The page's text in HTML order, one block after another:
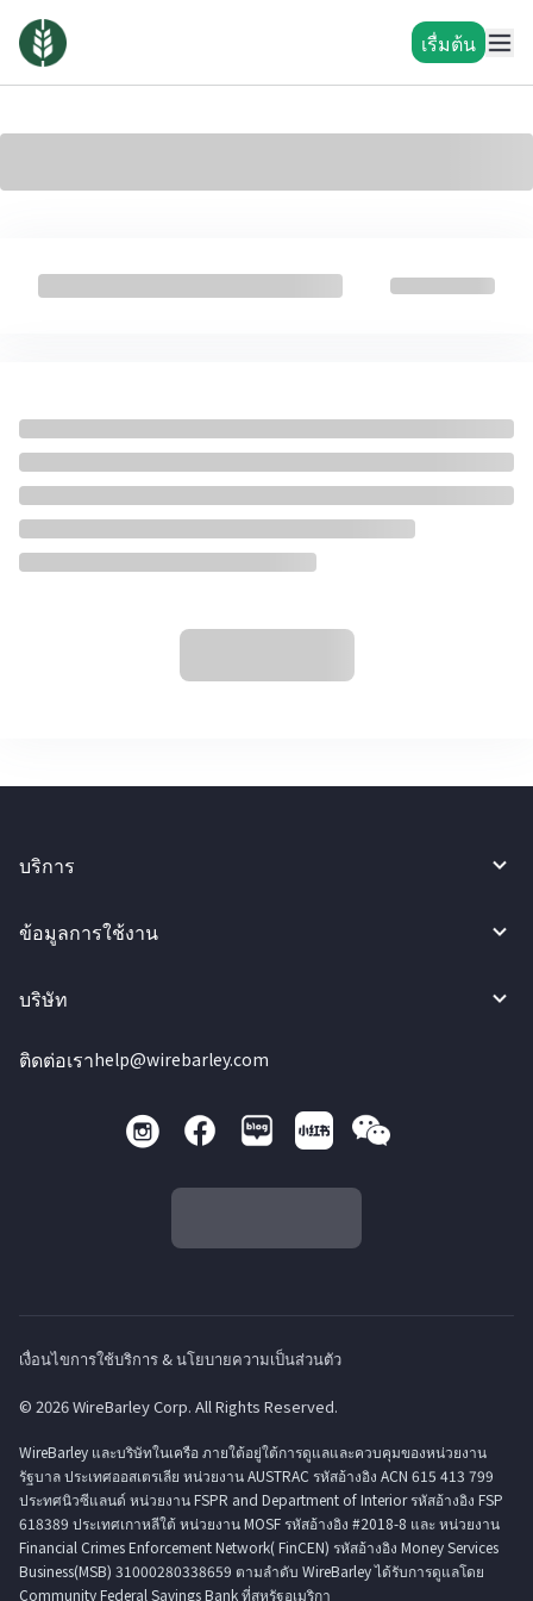
เรื่มต้น
บริการ
ข้อมูลการใช้งาน
บริษัท
ติดต่อเราhelp@wirebarley.com
เงื่อนไขการใช้บริการ & นโยบายความเป็นส่วนตัว
© 2026 WireBarley Corp. All Rights Reserved.
WireBarley และบริษัทในเครือ ภายใต้อยู่ใต้การดูแลและควบคุมของหน่วยงาน
รัฐบาล ประเทศออสเตรเลีย หน่วยงาน AUSTRAC รหัสอ้างอิง ACN 615 413 799
ประทศนิวซีแลนด์ หน่วยงาน FSPR and Department of Interior รหัสอ้างอิง FSP
618389 ประเทศเกาหลีใต้ หน่วยงาน MOSF รหัสอ้างอิง #2018-8 และ หน่วยงาน
Financial Crimes Enforcement Network( FinCEN) รหัสอ้างอิง Money Services
Business(MSB) 31000280338659 ตามลำดับ WireBarley ได้รับการดูแลโดย
Community Federal Savings Bank ที่สหรัฐอเมริกา